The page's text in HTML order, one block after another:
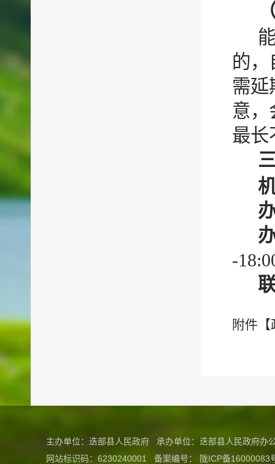
的，
需延
意，
最长
-
附件【
主办单位：迭部县人民政府 承办单位：迭部县人民政府
网站标识码：6230240001
备案编号： 陇ICP备16000083